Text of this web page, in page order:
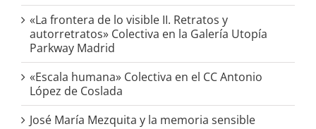
«La frontera de lo visible II. Retratos y
autorretratos» Colectiva en la Galería Utopía
Parkway Madrid
«Escala humana» Colectiva en el CC Antonio
López de Coslada
José María Mezquita y la memoria sensible